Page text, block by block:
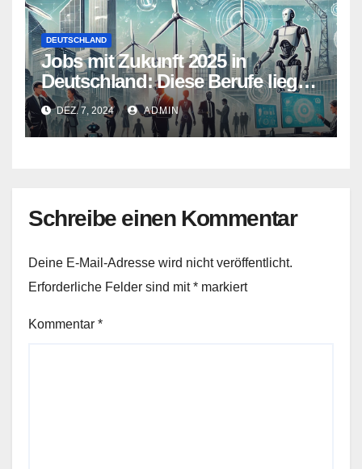
DEUTSCHLAND
Jobs mit Zukunft 2025 in
Deutschland: Diese Berufe liegen
im Trend
DEZ. 7, 2024 ADMIN
Schreibe einen Kommentar
Deine E-Mail-Adresse wird nicht veröffentlicht.
Erforderliche Felder sind mit* markiert
Kommentar *